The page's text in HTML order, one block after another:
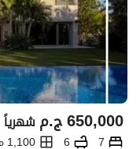
ج.م650,000 شهرياً
7
6
1,100 متر مربع